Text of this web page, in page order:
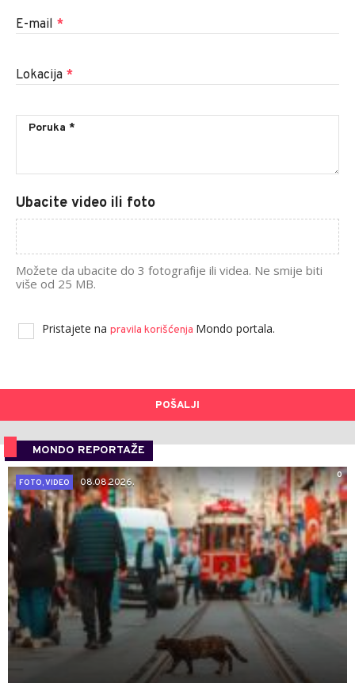
E-mail *
Lokacija *
Ubacite video ili foto
Možete da ubacite do 3 fotografije ili videa. Ne smije biti
više od 25 MB.
Pristajete na pravila korišćenja Mondo portala.
POŠALJI
MONDO REPORTAŽE
0
FOTO, VIDEO
08.08.2026.